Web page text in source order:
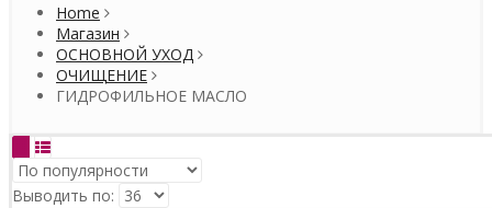
Home
Магазин
ОСНОВНОЙ УХОД
ОЧИЩЕНИЕ
ГИДРОФИЛЬНОЕ МАСЛО
Выводить по: